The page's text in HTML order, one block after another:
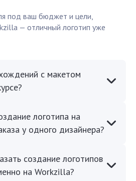
под ваш бюджет и цели,
— отличный логотип уже
с макетом
логотипа на
у одного дизайнера?
создание логотипов
на Workzilla?